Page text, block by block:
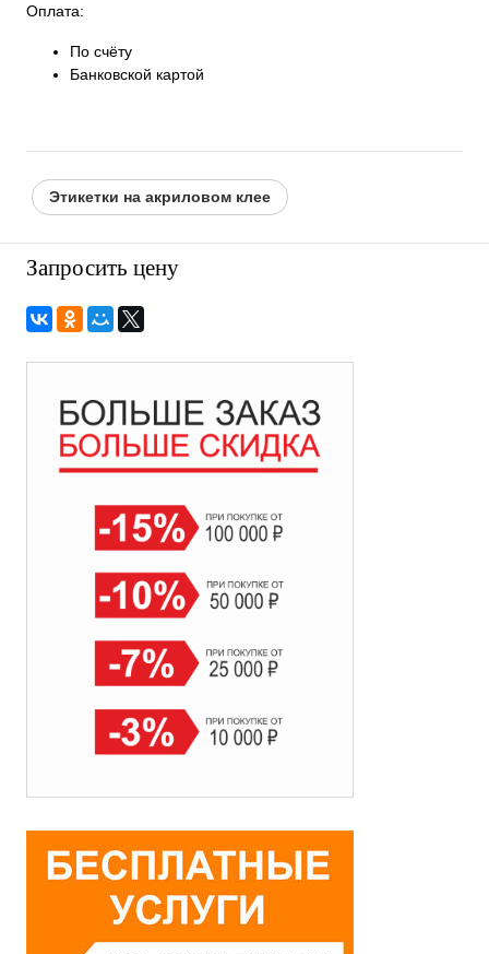
Оплата:
По счёту
Банковской картой
Этикетки на акриловом клее
Запросить цену